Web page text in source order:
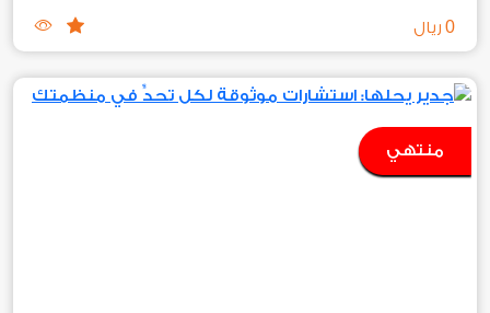
0 ريال
منتهي